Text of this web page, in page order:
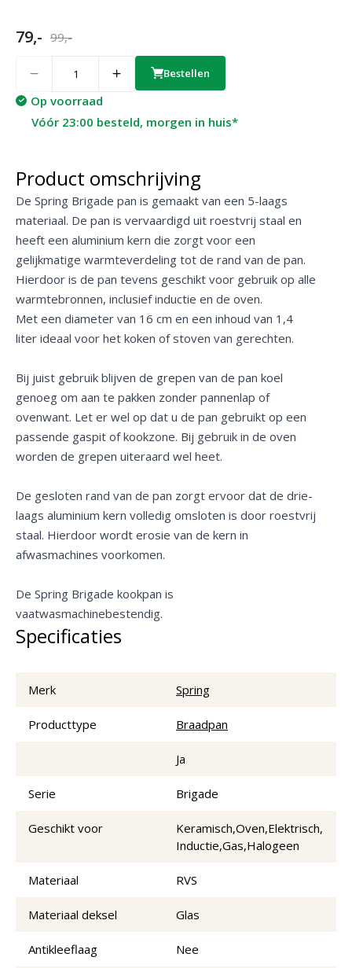
79,- 99,-
Bestellen
Op voorraad
Vóór 23:00 besteld, morgen in huis*
Product omschrijving
De Spring Brigade pan is gemaakt van een 5-laags
materiaal. De pan is vervaardigd uit roestvrij staal en
heeft een aluminium kern die zorgt voor een
gelijkmatige warmteverdeling tot de rand van de pan.
Hierdoor is de pan tevens geschikt voor gebruik op alle
warmtebronnen, inclusief inductie en de oven.
Met een diameter van 16 cm en een inhoud van 1,4
liter ideaal voor het koken of stoven van gerechten.
Bij juist gebruik blijven de grepen van de pan koel
genoeg om aan te pakken zonder pannenlap of
ovenwant. Let er wel op dat u de pan gebruikt op een
passende gaspit of kookzone. Bij gebruik in de oven
worden de grepen uiteraard wel heet.
De gesloten rand van de pan zorgt ervoor dat de drie-
laags aluminium kern volledig omsloten is door roestvrij
staal. Hierdoor wordt erosie van de kern in
afwasmachines voorkomen.
De Spring Brigade kookpan is
vaatwasmachinebestendig.
Specificaties
Merk Spring
Producttype Braadpan
Ja
Serie Brigade
Geschikt voor
Keramisch,Oven,Elektrisch,
Inductie,Gas,Halogeen
Materiaal RVS
Materiaal deksel Glas
Antikleeflaag Nee